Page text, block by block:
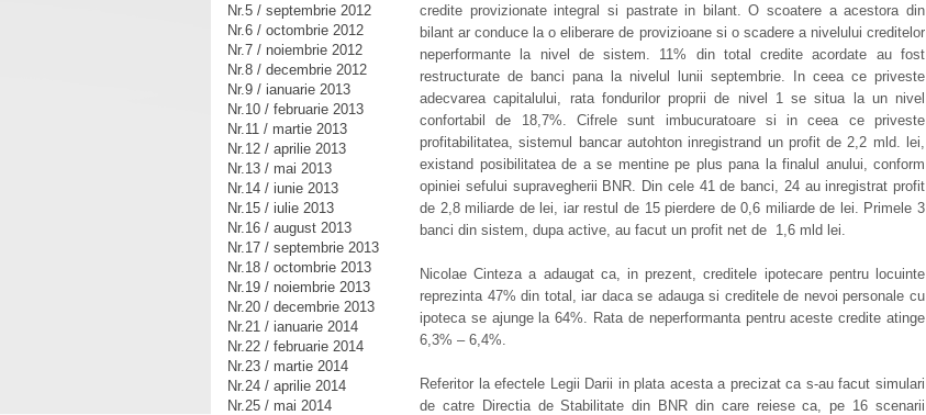
credite provizionate integral si pastrate in bilant. O scoatere a acestora din
bilant ar conduce la o eliberare de provizioane si o scadere a nivelului creditelor
neperformante la nivel de sistem. 11% din total credite acordate au fost
restructurate de banci pana la nivelul lunii septembrie. In ceea ce priveste
adecvarea capitalului, rata fondurilor proprii de nivel 1 se situa la un nivel
confortabil de 18,7%. Cifrele sunt imbucuratoare si in ceea ce priveste
profitabilitatea, sistemul bancar autohton inregistrand un profit de 2,2 mld. lei,
existand posibilitatea de a se mentine pe plus pana la finalul anului, conform
opiniei sefului supravegherii BNR. Din cele 41 de banci, 24 au inregistrat profit
de 2,8 miliarde de lei, iar restul de 15 pierdere de 0,6 miliarde de lei. Primele 3
banci din sistem, dupa active, au facut un profit net de 1,6 mld lei.
Nicolae Cinteza a adaugat ca, in prezent, creditele ipotecare pentru locuinte
reprezinta 47% din total, iar daca se adauga si creditele de nevoi personale cu
ipoteca se ajunge la 64%. Rata de neperformanta pentru aceste credite atinge
6,3% – 6,4%.
Referitor la efectele Legii Darii in plata acesta a precizat ca s-au facut simulari
de catre Directia de Stabilitate din BNR din care reiese ca, pe 16 scenarii
Nr.5 / septembrie 2012
Nr.6 / octombrie 2012
Nr.7 / noiembrie 2012
Nr.8 / decembrie 2012
Nr.9 / ianuarie 2013
Nr.10 / februarie 2013
Nr.11 / martie 2013
Nr.12 / aprilie 2013
Nr.13 / mai 2013
Nr.14 / iunie 2013
Nr.15 / iulie 2013
Nr.16 / august 2013
Nr.17 / septembrie 2013
Nr.18 / octombrie 2013
Nr.19 / noiembrie 2013
Nr.20 / decembrie 2013
Nr.21 / ianuarie 2014
Nr.22 / februarie 2014
Nr.23 / martie 2014
Nr.24 / aprilie 2014
Nr.25 / mai 2014